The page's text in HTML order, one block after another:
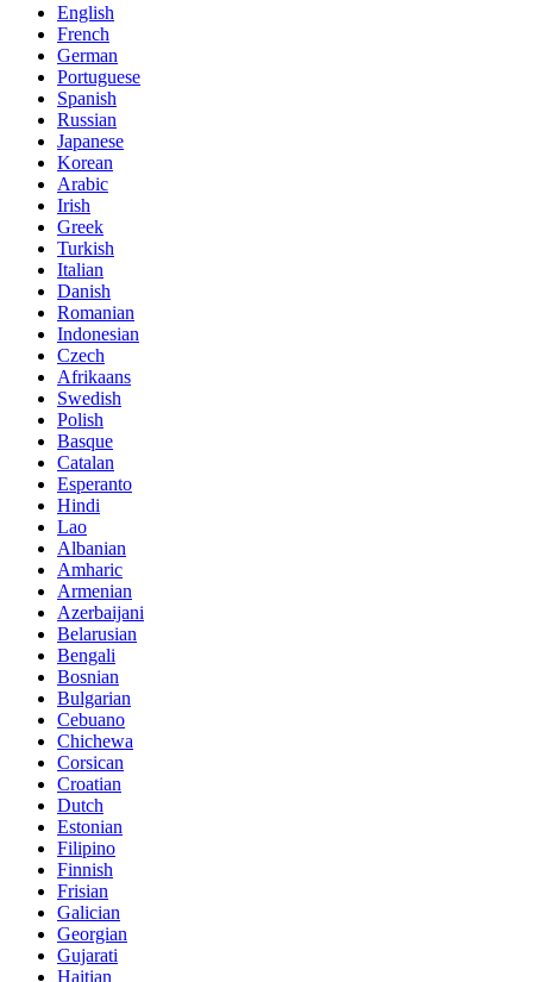
English
French
German
Portuguese
Spanish
Russian
Japanese
Korean
Arabic
Irish
Greek
Turkish
Italian
Danish
Romanian
Indonesian
Czech
Afrikaans
Swedish
Polish
Basque
Catalan
Esperanto
Hindi
Lao
Albanian
Amharic
Armenian
Azerbaijani
Belarusian
Bengali
Bosnian
Bulgarian
Cebuano
Chichewa
Corsican
Croatian
Dutch
Estonian
Filipino
Finnish
Frisian
Galician
Georgian
Gujarati
Haitian